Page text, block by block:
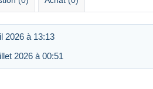
2026 à 13:13
2026 à 00:51